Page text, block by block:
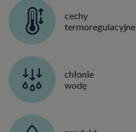
cechy
termoregulacyjne
chłonie
wodę